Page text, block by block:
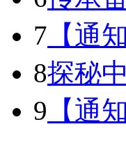
7 【通
8探秘
9 【通